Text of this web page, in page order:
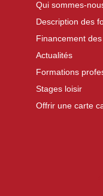
Qui sommes-
Description des
Financement
Actualités
Formations
Stages loisir
Offrir une carte